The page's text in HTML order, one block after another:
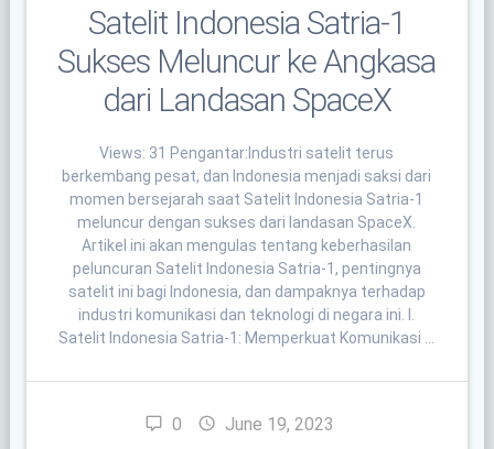
Satelit Indonesia Satria-1
Sukses Meluncur ke Angkasa
dari Landasan SpaceX
Views: 31 Pengantar:Industri satelit terus
berkembang pesat, dan Indonesia menjadi saksi dari
momen bersejarah saat Satelit Indonesia Satria-1
meluncur dengan sukses dari landasan SpaceX.
Artikel ini akan mengulas tentang keberhasilan
peluncuran Satelit Indonesia Satria-1, pentingnya
satelit ini bagi Indonesia, dan dampaknya terhadap
industri komunikasi dan teknologi di negara ini. I.
Satelit Indonesia Satria-1: Memperkuat Komunikasi …
0 June 19, 2023